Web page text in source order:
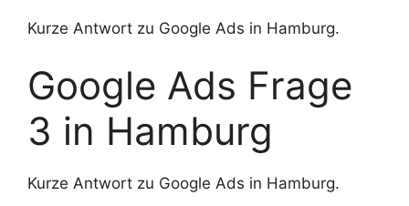
Kurze Antwort zu Google Ads in Hamburg.
Google Ads Frage
3 in Hamburg
Kurze Antwort zu Google Ads in Hamburg.